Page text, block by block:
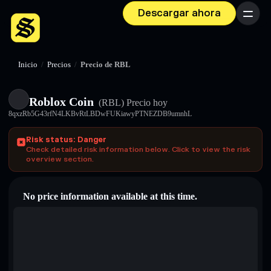
Descargar ahora Menú
Inicio / Precios / Precio de RBL
Roblox Coin (RBL) Precio hoy
8qxzRb5G43rfN4LKBvRtLBDwFUKiawyPTNEZDB9umnhL
Risk status: Danger
Check detailed risk information below. Click to view the risk
overview section.
No price information available at this time.